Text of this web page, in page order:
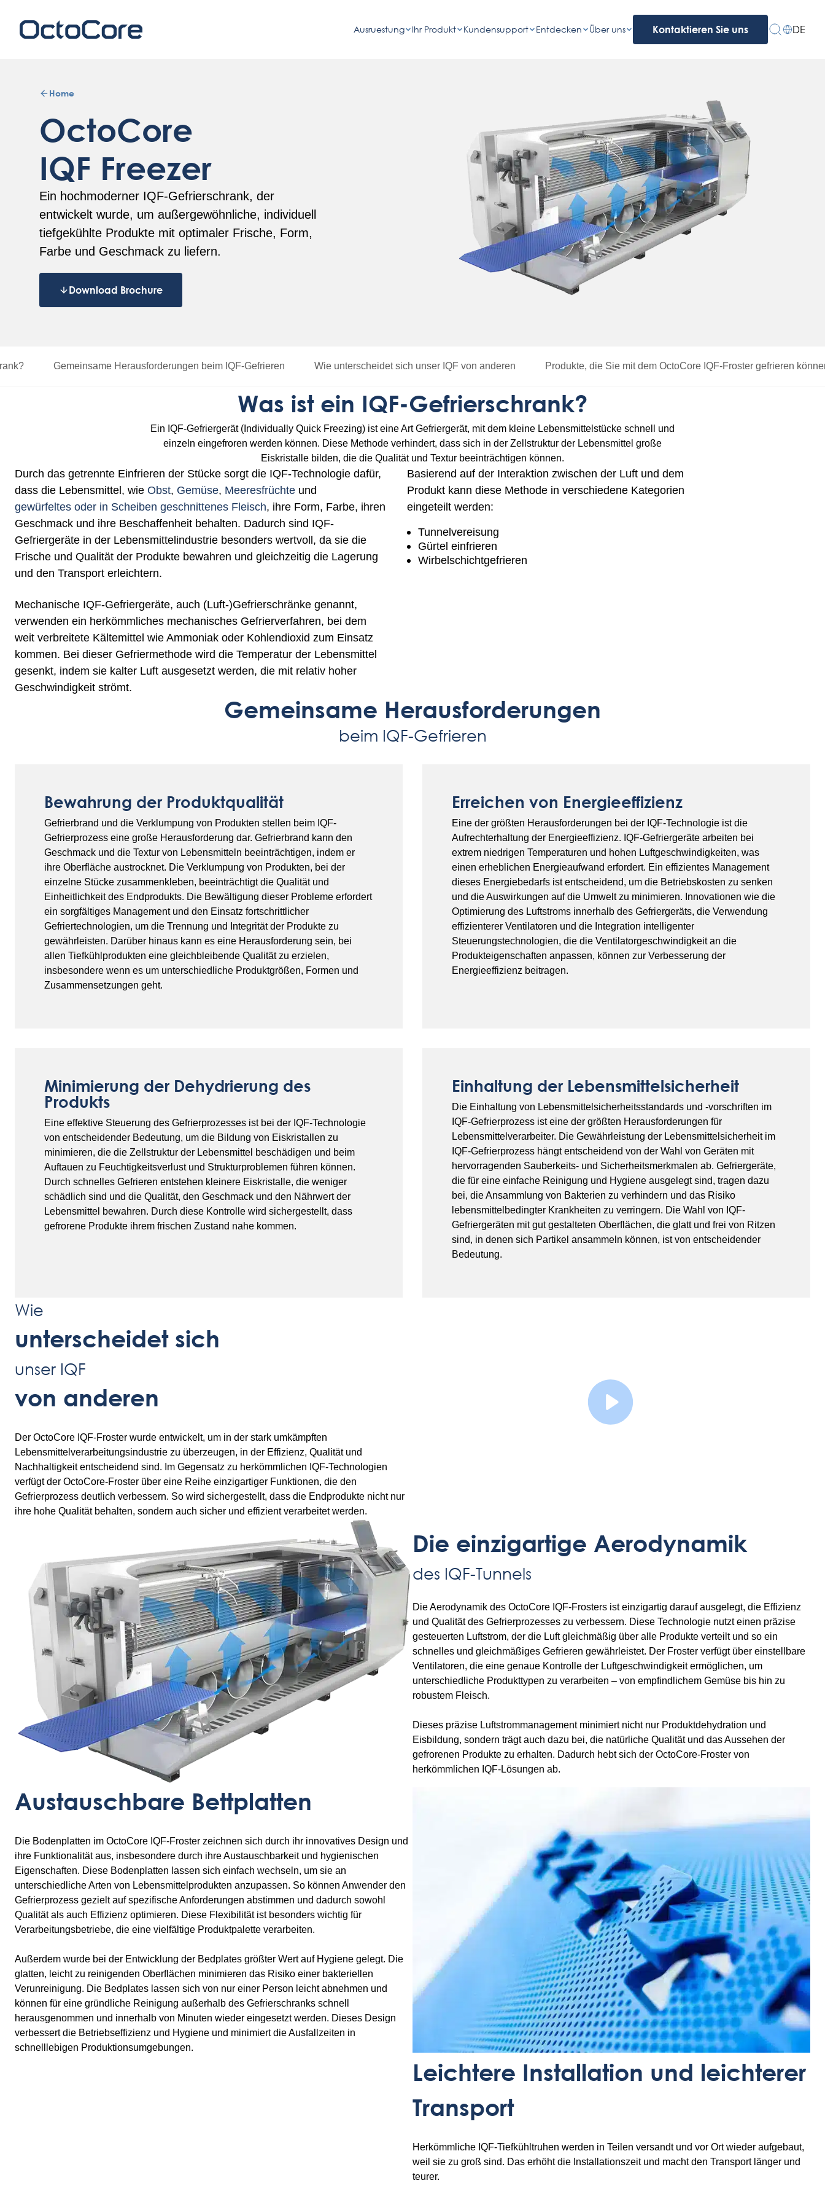
Ausruestung Ihr Produkt Kundensupport Entdecken Über uns Kontaktieren Sie uns DE
Home
OctoCore
IQF Freezer
Ein hochmoderner IQF-Gefrierschrank, der
entwickelt wurde, um außergewöhnliche, individuell
tiefgekühlte Produkte mit optimaler Frische, Form,
Farbe und Geschmack zu liefern.
Download Brochure
Gemeinsame Herausforderungen beim IQF-Gefrieren Wieunterscheidet sich unser IQF von anderen Produkte, die Sie mit dem OctoCore IQF-Froster gefrieren
Was ist ein IQF-Gefrierschrank?
Ein IQF-Gefriergerät (Individually Quick Freezing) ist eine Art Gefriergerät, mit dem kleine Lebensmittelstücke schnell und
einzeln eingefroren werden können. Diese Methode verhindert, dass sich in der Zellstruktur der Lebensmittel große
Eiskristalle bilden, die die Qualität und Textur beeinträchtigen können.
Durch das getrennte Einfrieren der Stücke sorgt die IQF-Technologie dafür,
dass die Lebensmittel, wie Obst, Gemüse, Meeresfrüchte und
gewürfeltes oder in Scheiben geschnittenes Fleisch, ihre Form, Farbe, ihren
Geschmack und ihre Beschaffenheit behalten. Dadurch sind IQF-
Gefriergeräte in der Lebensmittelindustrie besonders wertvoll, da sie die
Frische und Qualität der Produkte bewahren und gleichzeitig die Lagerung
und den Transport erleichtern.
Mechanische IQF-Gefriergeräte, auch (Luft-)Gefrierschränke genannt,
verwenden ein herkömmliches mechanisches Gefrierverfahren, bei dem
weit verbreitete Kältemittel wie Ammoniak oder Kohlendioxid zum Einsatz
kommen. Bei dieser Gefriermethode wird die Temperatur der Lebensmittel
gesenkt, indem sie kalter Luft ausgesetzt werden, die mit relativ hoher
Geschwindigkeit strömt.
Basierend auf der Interaktion zwischen der Luft und dem
Produkt kann diese Methode in verschiedene Kategorien
eingeteilt werden:
Tunnelvereisung
Gürtel einfrieren
Wirbelschichtgefrieren
Gemeinsame Herausforderungen
beim IQF-Gefrieren
Bewahrung der Produktqualität
Gefrierbrand und die Verklumpung von Produkten stellen beim IQF-
Gefrierprozess eine große Herausforderung dar. Gefrierbrand kann den
Geschmack und die Textur von Lebensmitteln beeinträchtigen, indem er
ihre Oberfläche austrocknet. Die Verklumpung von Produkten, bei der
einzelne Stücke zusammenkleben, beeinträchtigt die Qualität und
Einheitlichkeit des Endprodukts. Die Bewältigung dieser Probleme erfordert
ein sorgfältiges Management und den Einsatz fortschrittlicher
Gefriertechnologien, um die Trennung und Integrität der Produkte zu
gewährleisten. Darüber hinaus kann es eine Herausforderung sein, bei
allen Tiefkühlprodukten eine gleichbleibende Qualität zu erzielen,
insbesondere wenn es um unterschiedliche Produktgrößen, Formen und
Zusammensetzungen geht.
Erreichen von Energieeffizienz
Eine der größten Herausforderungen bei der IQF-Technologie ist die
Aufrechterhaltung der Energieeffizienz. IQF-Gefriergeräte arbeiten bei
extrem niedrigen Temperaturen und hohen Luftgeschwindigkeiten, was
einen erheblichen Energieaufwand erfordert. Ein effizientes Management
dieses Energiebedarfs ist entscheidend, um die Betriebskosten zu senken
und die Auswirkungen auf die Umwelt zu minimieren. Innovationen wie die
Optimierung des Luftstroms innerhalb des Gefriergeräts, die Verwendung
effizienterer Ventilatoren und die Integration intelligenter
Steuerungstechnologien, die die Ventilatorgeschwindigkeit an die
Produkteigenschaften anpassen, können zur Verbesserung der
Energieeffizienz beitragen.
Minimierung der Dehydrierung des
Produkts
Eine effektive Steuerung des Gefrierprozesses ist bei der IQF-Technologie
von entscheidender Bedeutung, um die Bildung von Eiskristallen zu
minimieren, die die Zellstruktur der Lebensmittel beschädigen und beim
Auftauen zu Feuchtigkeitsverlust und Strukturproblemen führen können.
Durch schnelles Gefrieren entstehen kleinere Eiskristalle, die weniger
schädlich sind und die Qualität, den Geschmack und den Nährwert der
Lebensmittel bewahren. Durch diese Kontrolle wird sichergestellt, dass
gefrorene Produkte ihrem frischen Zustand nahe kommen.
Einhaltung der Lebensmittelsicherheit
Die Einhaltung von Lebensmittelsicherheitsstandards und -vorschriften im
IQF-Gefrierprozess ist eine der größten Herausforderungen für
Lebensmittelverarbeiter. Die Gewährleistung der Lebensmittelsicherheit im
IQF-Gefrierprozess hängt entscheidend von der Wahl von Geräten mit
hervorragenden Sauberkeits- und Sicherheitsmerkmalen ab. Gefriergeräte,
die für eine einfache Reinigung und Hygiene ausgelegt sind, tragen dazu
bei, die Ansammlung von Bakterien zu verhindern und das Risiko
lebensmittelbedingter Krankheiten zu verringern. Die Wahl von IQF-
Gefriergeräten mit gut gestalteten Oberflächen, die glatt und frei von Ritzen
sind, in denen sich Partikel ansammeln können, ist von entscheidender
Bedeutung.
Wie
unterscheidet sich
unser IQF
von anderen
Der OctoCore IQF-Froster wurde entwickelt, um in der stark umkämpften
Lebensmittelverarbeitungsindustrie zu überzeugen, in der Effizienz, Qualität und
Nachhaltigkeit entscheidend sind. Im Gegensatz zu herkömmlichen IQF-Technologien
verfügt der OctoCore-Froster über eine Reihe einzigartiger Funktionen, die den
Gefrierprozess deutlich verbessern. So wird sichergestellt, dass die Endprodukte nicht nur
ihre hohe Qualität behalten, sondern auch sicher und effizient verarbeitet werden.
Die einzigartige Aerodynamik
des IQF-Tunnels
Die Aerodynamik des OctoCore IQF-Frosters ist einzigartig darauf ausgelegt, die Effizienz
und Qualität des Gefrierprozesses zu verbessern. Diese Technologie nutzt einen präzise
gesteuerten Luftstrom, der die Luft gleichmäßig über alle Produkte verteilt und so ein
schnelles und gleichmäßiges Gefrieren gewährleistet. Der Froster verfügt über einstellbare
Ventilatoren, die eine genaue Kontrolle der Luftgeschwindigkeit ermöglichen, um
unterschiedliche Produkttypen zu verarbeiten – von empfindlichem Gemüse bis hin zu
robustem Fleisch.
Dieses präzise Luftstrommanagement minimiert nicht nur Produktdehydration und
Eisbildung, sondern trägt auch dazu bei, die natürliche Qualität und das Aussehen der
gefrorenen Produkte zu erhalten. Dadurch hebt sich der OctoCore-Froster von
herkömmlichen IQF-Lösungen ab.
Austauschbare Bettplatten
Die Bodenplatten im OctoCore IQF-Froster zeichnen sich durch ihr innovatives Design und
ihre Funktionalität aus, insbesondere durch ihre Austauschbarkeit und hygienischen
Eigenschaften. Diese Bodenplatten lassen sich einfach wechseln, um sie an
unterschiedliche Arten von Lebensmittelprodukten anzupassen. So können Anwender den
Gefrierprozess gezielt auf spezifische Anforderungen abstimmen und dadurch sowohl
Qualität als auch Effizienz optimieren. Diese Flexibilität ist besonders wichtig für
Verarbeitungsbetriebe, die eine vielfältige Produktpalette verarbeiten.
Außerdem wurde bei der Entwicklung der Bedplates größter Wert auf Hygiene gelegt. Die
glatten, leicht zu reinigenden Oberflächen minimieren das Risiko einer bakteriellen
Verunreinigung. Die Bedplates lassen sich von nur einer Person leicht abnehmen und
können für eine gründliche Reinigung außerhalb des Gefrierschranks schnell
herausgenommen und innerhalb von Minuten wieder eingesetzt werden. Dieses Design
verbessert die Betriebseffizienz und Hygiene und minimiert die Ausfallzeiten in
schnelllebigen Produktionsumgebungen.
Leichtere Installation und leichterer
Transport
Herkömmliche IQF-Tiefkühltruhen werden in Teilen versandt und vor Ort wieder aufgebaut,
weil sie zu groß sind. Das erhöht die Installationszeit und macht den Transport länger und
teurer.